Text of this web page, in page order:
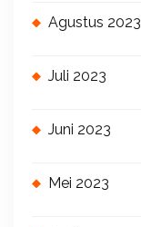
Agustus 2023
Juli 2023
Juni 2023
Mei 2023